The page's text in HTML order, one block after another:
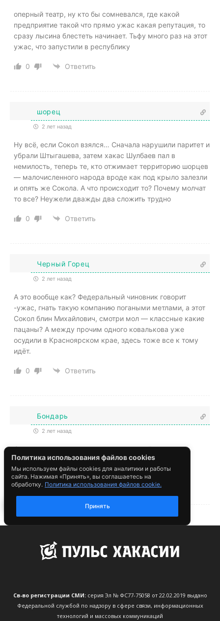
Св-во регистрации СМИ:серия Эл № ФС77-75058 от 22.02.2019 выдано
Федеральной службой по надзору в сфере связи, информационных
технологий и массовых коммуникаций